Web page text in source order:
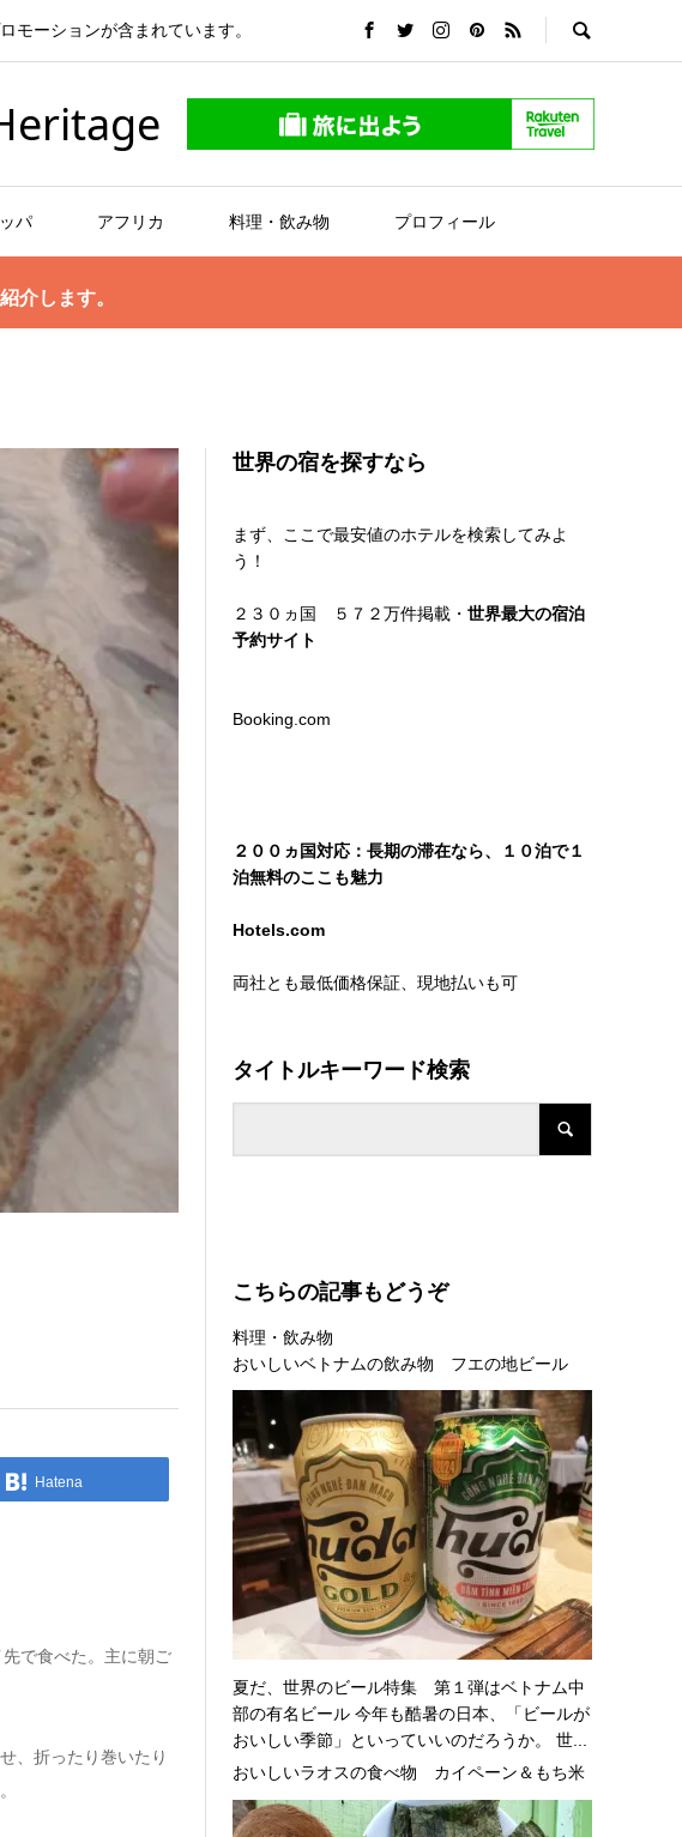
モーションが含まれています。
パ アフリカ 料理・飲み物 プロフィール
介します。
Hatena
で食べた。主に朝ご
、折ったり巻いたり
世界の宿を探すなら
まず、ここで最安値のホテルを検索してみよ
う！
２３０ヵ国 ５７２万件掲載・世界最大の宿泊
予約サイト
Booking.com
２００ヵ国対応：長期の滞在なら、１０泊で１
泊無料のここも魅力
Hotels.com
両社とも最低価格保証、現地払いも可
タイトルキーワード検索
こちらの記事もどうぞ
料理・飲み物
おいしいベトナムの飲み物 フエの地ビール
夏だ、世界のビール特集 第１弾はベトナム中
部の有名ビール 今年も酷暑の日本、「ビールが
おいしい季節」といっていいのだろうか。 世...
おいしいラオスの食べ物 カイペーン＆もち米